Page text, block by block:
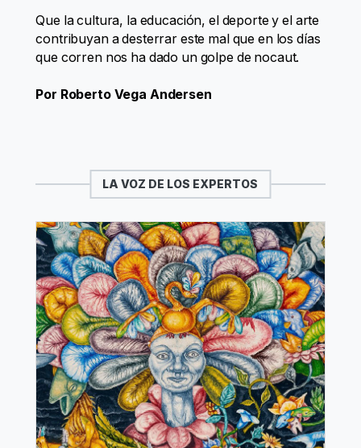
Que la cultura, la educación, el deporte y el arte
contribuyan a desterrar este mal que en los días
que corren nos ha dado un golpe de nocaut.
Por Roberto Vega Andersen
LA VOZ DE LOS EXPERTOS